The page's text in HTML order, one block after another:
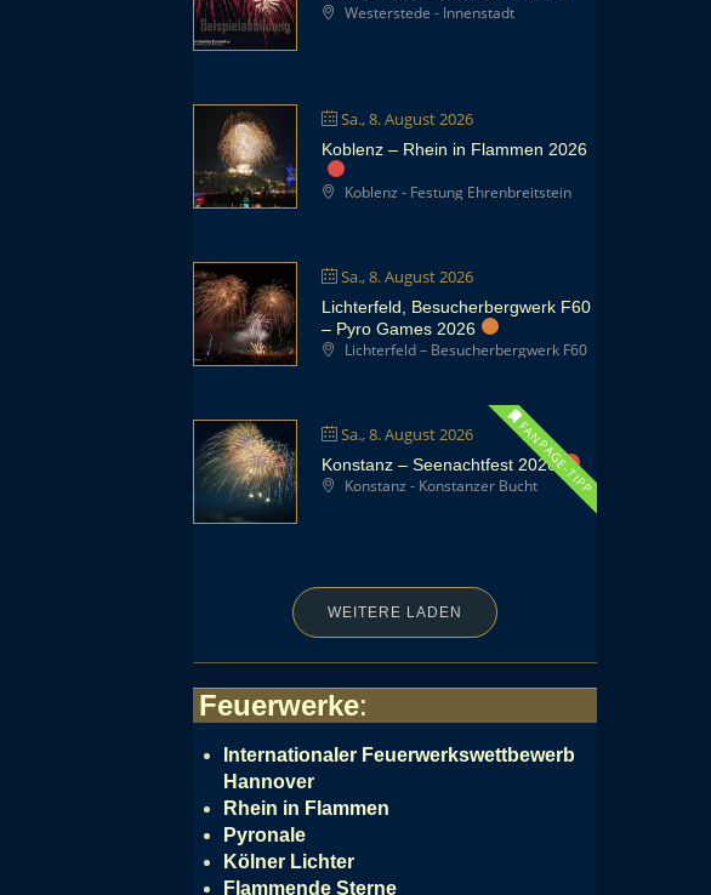
Westerstede - Innenstadt
Sa., 8. August 2026
Koblenz – Rhein in Flammen 2026
Koblenz - Festung Ehrenbreitstein
Sa., 8. August 2026
Lichterfeld, Besucherbergwerk F60
– Pyro Games 2026
Lichterfeld – Besucherbergwerk F60
Sa., 8. August 2026 FANPAGE-TIPP
Konstanz – Seenachtfest 2026
Konstanz - Konstanzer Bucht
WEITERE LADEN
Feuerwerke:
Internationaler Feuerwerkswettbewerb
Hannover
Rhein in Flammen
Pyronale
Kölner Lichter
Flammende Sterne